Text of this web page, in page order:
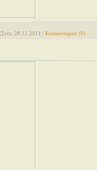
Дата: 28.11.2011 | Комментарии (0)